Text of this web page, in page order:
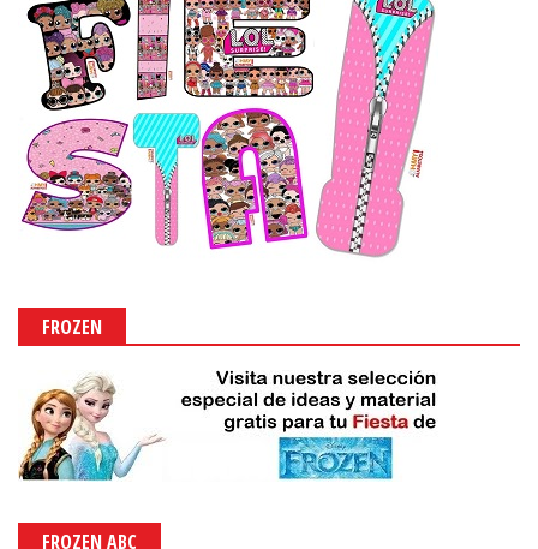
FROZEN
FROZEN ABC